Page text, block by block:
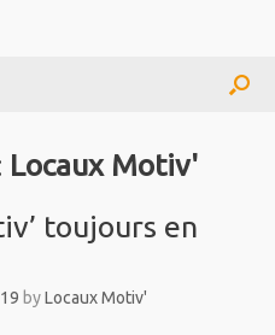
Locaux Motiv'
toujours en
byLocaux Motiv'